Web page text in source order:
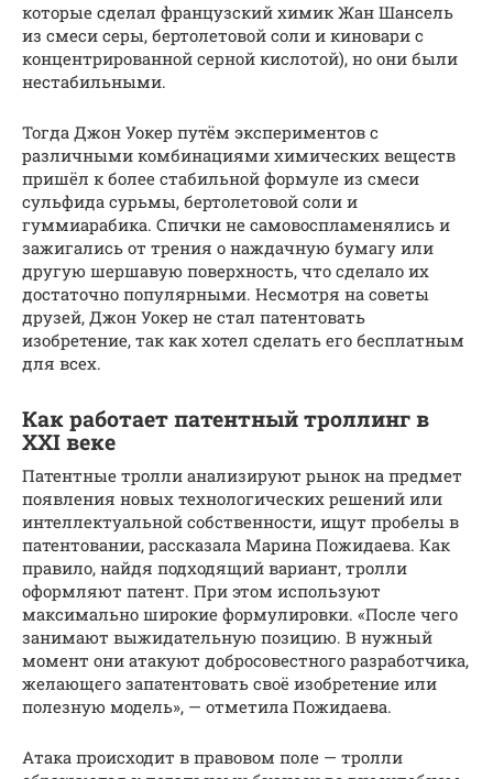
которые сделал французский химик Жан Шансель
из смеси серы, бертолетовой соли и киновари с
концентрированной серной кислотой), но они были
нестабильными.
Тогда Джон Уокер путём экспериментов с
различными комбинациями химических веществ
пришёл к более стабильной формуле из смеси
сульфида сурьмы, бертолетовой соли и
гуммиарабика. Спички не самовоспламенялись и
зажигались от трения о наждачную бумагу или
другую шершавую поверхность, что сделало их
достаточно популярными. Несмотря на советы
друзей, Джон Уокер не стал патентовать
изобретение, так как хотел сделать его бесплатным
для всех.
Как работает патентный троллинг в
XXI веке
Патентные тролли анализируют рынок на предмет
появления новых технологических решений или
интеллектуальной собственности, ищут пробелы в
патентовании, рассказала Марина Пожидаева. Как
правило, найдя подходящий вариант, тролли
оформляют патент. При этом используют
максимально широкие формулировки. «После чего
занимают выжидательную позицию. В нужный
момент они атакуют добросовестного разработчика,
желающего запатентовать своё изобретение или
полезную модель», — отметила Пожидаева.
Атака происходит в правовом поле — тролли